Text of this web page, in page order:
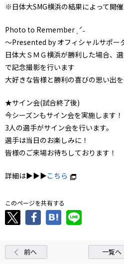
※日体大SMG横浜の結果によって開催
Photo to Remember ˎˊ˗
～Presented by オフィシャルサポー
日体大ＳＭＧ横浜が勝利した場合、
で記念撮影を行います
大好きな皆様と勝利の喜びの思い出
★サイン会(試合終了後)
今シーズンもサイン会を実施します！
3人の選手がサイン会を行います。
選手は当日のお楽しみに！
皆様のご来場お待ちしております！
詳細は▶▶▶こちら
このページを共有する
前へ 一覧へ